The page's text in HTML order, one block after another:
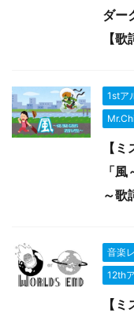
ダー
【歌
1stア
【
「
～歌
音楽
12th
【